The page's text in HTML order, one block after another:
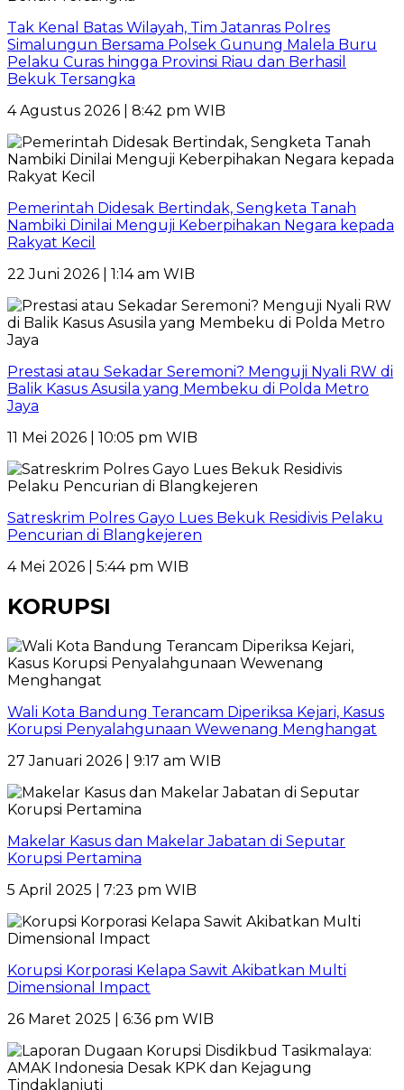
Tak Kenal Batas Wilayah, Tim Jatanras Polres
Simalungun Bersama Polsek Gunung Malela Buru
Pelaku Curas hingga Provinsi Riau dan Berhasil
Bekuk Tersangka
4 Agustus 2026 | 8:42 pm WIB
Pemerintah Didesak Bertindak, Sengketa Tanah
Nambiki Dinilai Menguji Keberpihakan Negara kepada
Rakyat Kecil
22 Juni 2026 | 1:14 am WIB
Prestasi atau Sekadar Seremoni? Menguji Nyali RW di
Balik Kasus Asusila yang Membeku di Polda Metro
Jaya
11 Mei 2026 | 10:05 pm WIB
Satreskrim Polres Gayo Lues Bekuk Residivis Pelaku
Pencurian di Blangkejeren
4 Mei 2026 | 5:44 pm WIB
KORUPSI
Wali Kota Bandung Terancam Diperiksa Kejari, Kasus
Korupsi Penyalahgunaan Wewenang Menghangat
27 Januari 2026 | 9:17 am WIB
Makelar Kasus dan Makelar Jabatan di Seputar
Korupsi Pertamina
5 April 2025 | 7:23 pm WIB
Korupsi Korporasi Kelapa Sawit Akibatkan Multi
Dimensional Impact
26 Maret 2025 | 6:36 pm WIB